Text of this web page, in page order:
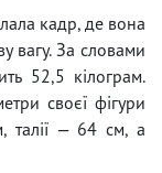
кадр, де вона
вагу. За словами
52,5 кілограм.
своєї фігури
талії — 64 см, а